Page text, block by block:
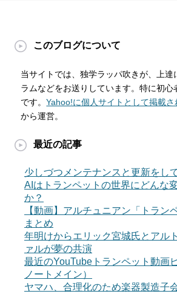
このブログについて
当サイトでは、独学ラッパ吹きが、上達
ラムなどをお送りしています。特に初心
です。Yahoo!に個人サイトとして掲載さ
から運営。
最近の記事
少しづつメンテナンスと更新をし
AIはトランペットの世界にどんな
か？
【動画】アルチュニアン「トラン
まとめ
年明けからエリック宮城氏とアル
ァルが夢の共演
最近のYouTubeトランペット動画
ノートメイン）
ヤマハ、合理化のため楽器製造子